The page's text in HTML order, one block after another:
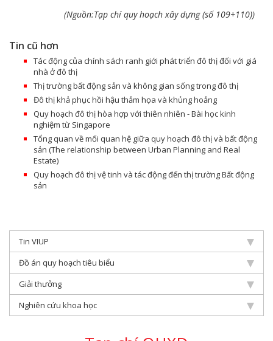
(Nguồn:Tạp chí quy hoạch xây dựng (số 109+110))
Tin cũ hơn
Tác động của chính sách ranh giới phát triển đô thị đối với giá
nhà ở đô thị
Thị trường bất động sản và không gian sống trong đô thị
Đô thị khả phục hồi hậu thảm họa và khủng hoảng
Quy hoạch đô thị hòa hợp với thiên nhiên - Bài học kinh
nghiệm từ Singapore
Tổng quan về mối quan hệ giữa quy hoạch đô thị và bất động
sản (The relationship between Urban Planning and Real
Estate)
Quy hoạch đô thị vệ tinh và tác động đến thị trường Bất động
sản
Tin VIUP
Đồ án quy hoạch tiêu biểu
Giải thưởng
Nghiên cứu khoa học